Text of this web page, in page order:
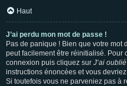
Haut
J’ai perdu mon mot de passe !
Pas de panique ! Bien que votre mot
peut facilement être réinitialisé. Pour
connexion puis cliquez sur J’ai
instructions énoncées et vous
Si toutefois vous ne parveniez pas à